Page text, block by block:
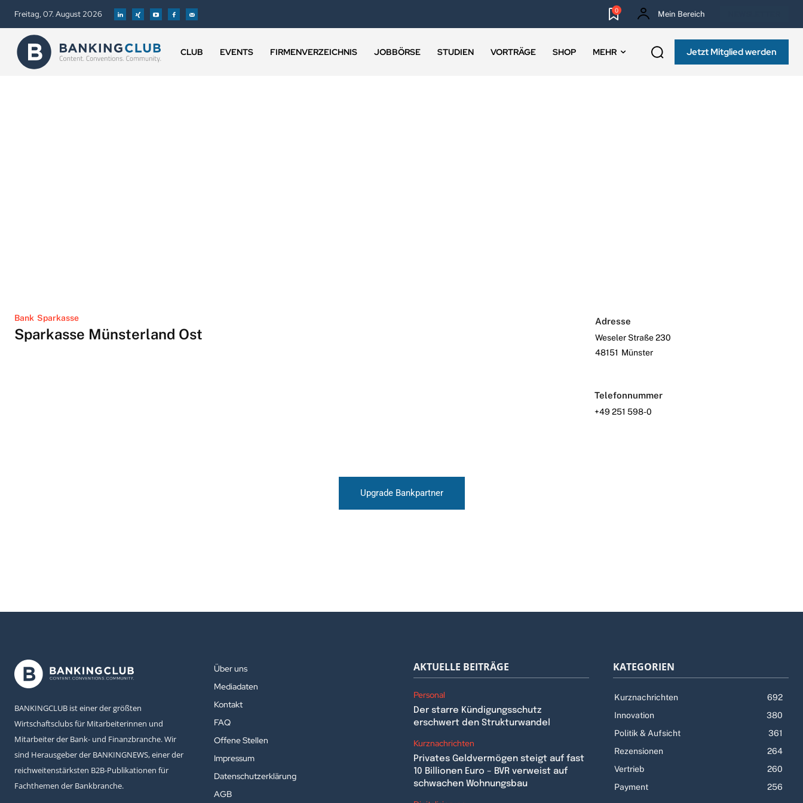
Freitag, 07. August 2026 0 Mein Bereich
CLUB EVENTS FIRMENVERZEICHNIS JOBBÖRSE STUDIEN VORTRÄGE SHOP MEHR Jetzt Mitglied werden
Bank Sparkasse
Sparkasse Münsterland Ost
Adresse
Weseler Straße 230
48151 Münster
Telefonnummer
+49 251 598-0
Upgrade Bankpartner
BANKINGCLUB ist einer der größten
Wirtschaftsclubs für Mitarbeiterinnen und
Mitarbeiter der Bank- und Finanzbranche. Wir
sind Herausgeber der BANKINGNEWS, einer der
reichweitenstärksten B2B-Publikationen für
Fachthemen der Bankbranche.
Über uns
Mediadaten
Kontakt
FAQ
Offene Stellen
Impressum
Datenschutzerklärung
AGB
AKTUELLE BEITRÄGE
Personal
Der starre Kündigungsschutz
erschwert den Strukturwandel
Kurznachrichten
Privates Geldvermögen steigt auf fast
10 Billionen Euro – BVR verweist auf
schwachen Wohnungsbau
KATEGORIEN
Kurznachrichten
692
Innovation
380
Politik & Aufsicht
361
Rezensionen
264
Vertrieb
260
Payment
256